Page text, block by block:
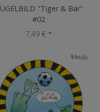
"Tiger & Bär"
#02
7,49 € *